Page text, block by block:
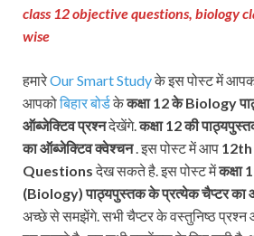
class 12 objective questions, biology
wise
हमारेOur Smart Studyके इस पोस्ट में
आपकोबिहार बोर्डकेकक्षा 12 के Biology
ऑब्जेक्टिव प्रश्नदेखेंगे.कक्षा 12 की
का ऑब्जेक्टिव क्वेश्चन. इस पोस्ट में आप
Questionsदेख सकते है. इस पोस्ट मेंकक्षा
(Biology) पाठ्यपुस्तक के प्रत्येक चैप्टर का
अच्छे से समझेंगे. सभी चैप्टर के वस्तुनिष्ठ प्रश्न